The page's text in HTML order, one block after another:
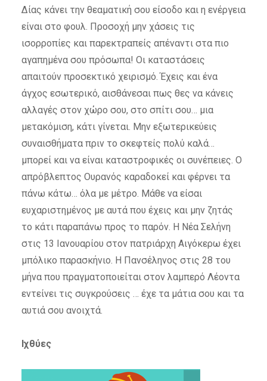
Δίας κάνει την θεαματική σου είσοδο και η ενέργεια
είναι στο φουλ. Προσοχή μην χάσεις τις
ισορροπίες και παρεκτραπείς απέναντι στα πιο
αγαπημένα σου πρόσωπα! Οι καταστάσεις
απαιτούν προσεκτικό χειρισμό. Έχεις και ένα
άγχος εσωτερικό, αισθάνεσαι πως θες να κάνεις
αλλαγές στον χώρο σου, στο σπίτι σου… μια
μετακόμιση, κάτι γίνεται. Μην εξωτερικεύεις
συναισθήματα πριν το σκεφτείς πολύ καλά…
μπορεί και να είναι καταστροφικές οι συνέπειες. Ο
απρόβλεπτος Ουρανός καραδοκεί και φέρνει τα
πάνω κάτω… όλα με μέτρο. Μάθε να είσαι
ευχαριστημένος με αυτά που έχεις και μην ζητάς
το κάτι παραπάνω προς το παρόν. Η Νέα Σελήνη
στις 13 Ιανουαρίου στον πατριάρχη Αιγόκερω έχει
μπόλικο παρασκήνιο. Η Πανσέληνος στις 28 του
μήνα που πραγματοποιείται στον λαμπερό Λέοντα
εντείνει τις συγκρούσεις … έχε τα μάτια σου και τα
αυτιά σου ανοιχτά.
Ιχθύες